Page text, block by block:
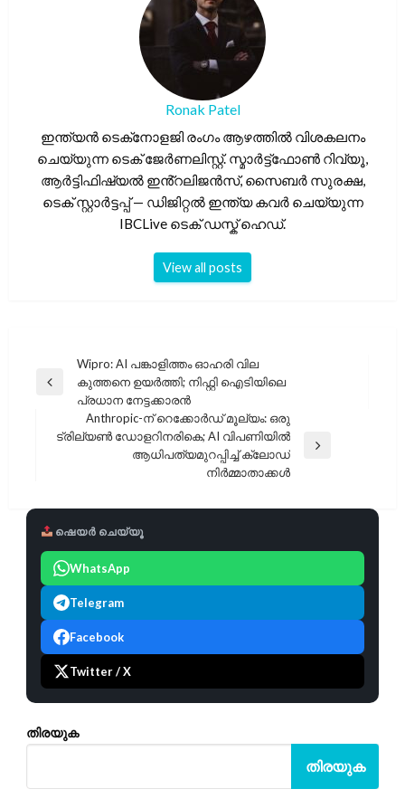
Ronak Patel
ഇന്ത്യൻ ടെക്‌നോളജി രംഗം ആഴത്തിൽ വിശകലനം
ചെയ്യുന്ന ടെക് ജേർണലിസ്റ്റ്. സ്മാർട്ട്ഫോൺ റിവ്യൂ,
ആർട്ടിഫിഷ്യൽ ഇൻ്റലിജൻസ്, സൈബർ സുരക്ഷ,
ടെക് സ്റ്റാർട്ടപ്പ് — ഡിജിറ്റൽ ഇന്ത്യ കവർ ചെയ്യുന്ന
IBCLive ടെക് ഡസ്ക് ഹെഡ്.
View all posts
പോസ്റ്റുകളിലൂടെ
Previous
Wipro: AI പങ്കാളിത്തം ഓഹരി വില
കുത്തനെ ഉയർത്തി; നിഫ്റ്റി ഐടിയിലെ
പ്രധാന നേട്ടക്കാരൻ
Anthropic-ന് റെക്കോർഡ് മൂല്യം: ഒരു
ട്രില്യൺ ഡോളറിനരികെ; AI വിപണിയിൽ
ആധിപത്യമുറപ്പിച്ച് ക്ലോഡ്
നിർമ്മാതാക്കൾ
ഷെയർ ചെയ്യൂ
WhatsApp
Telegram
Facebook
Twitter / X
തിരയുക
തിരയുക